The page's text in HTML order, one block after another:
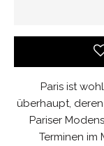
Paris ist
überhaupt,
Pariser
Terminen im